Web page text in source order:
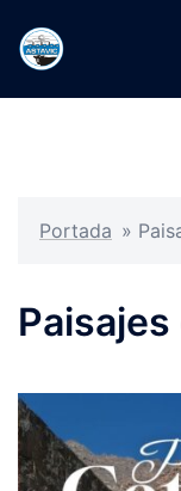
Portada »